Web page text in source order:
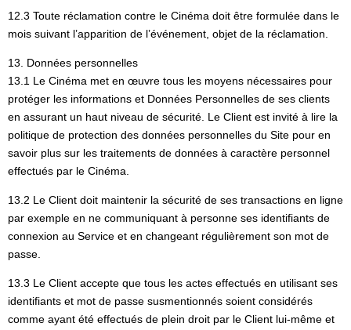
12.3 Toute réclamation contre le Cinéma doit être formulée dans le
mois suivant l’apparition de l’événement, objet de la réclamation.
13. Données personnelles
13.1 Le Cinéma met en œuvre tous les moyens nécessaires pour
protéger les informations et Données Personnelles de ses clients
en assurant un haut niveau de sécurité. Le Client est invité à lire la
politique de protection des données personnelles du Site pour en
savoir plus sur les traitements de données à caractère personnel
effectués par le Cinéma.
13.2 Le Client doit maintenir la sécurité de ses transactions en ligne
par exemple en ne communiquant à personne ses identifiants de
connexion au Service et en changeant régulièrement son mot de
passe.
13.3 Le Client accepte que tous les actes effectués en utilisant ses
identifiants et mot de passe susmentionnés soient considérés
comme ayant été effectués de plein droit par le Client lui-même et